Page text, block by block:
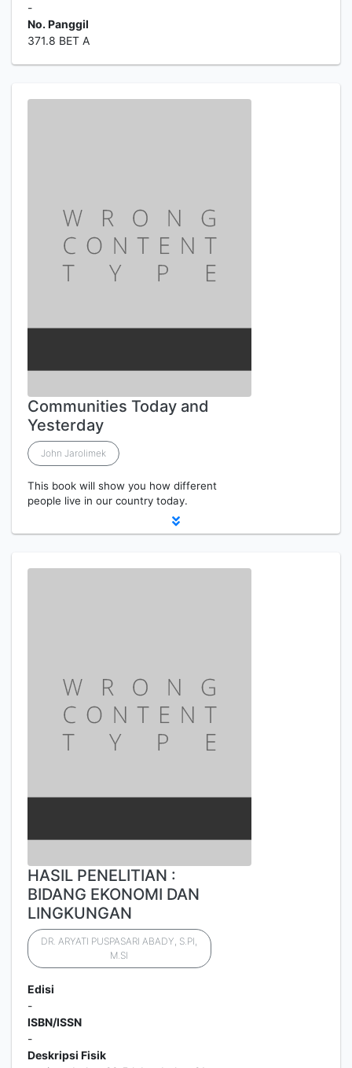
-
No. Panggil
371.8 BET A
Communities Today and
Yesterday
John Jarolimek
This book will show you how different
people live in our country today.
HASIL PENELITIAN :
BIDANG EKONOMI DAN
LINGKUNGAN
DR. ARYATI PUSPASARI ABADY, S.PI,
M.SI
Edisi
-
ISBN/ISSN
-
Deskripsi Fisik